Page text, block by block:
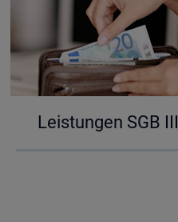
Leis­tun­gen SGB III